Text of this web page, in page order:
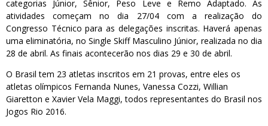
categorias Júnior, Sênior, Peso Leve e Remo Adaptado. As
atividades começam no dia 27/04 com a realização do
Congresso Técnico para as delegações inscritas. Haverá apenas
uma eliminatória, no Single Skiff Masculino Júnior, realizada no dia
28 de abril. As finais acontecerão nos dias 29 e 30 de abril.
O Brasil tem 23 atletas inscritos em 21 provas, entre eles os
atletas olímpicos Fernanda Nunes, Vanessa Cozzi, Willian
Giaretton e Xavier Vela Maggi, todos representantes do Brasil nos
Jogos Rio 2016.